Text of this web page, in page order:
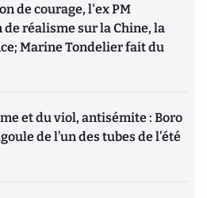
de courage, l'ex PM
réalisme sur la Chine, la
Marine Tondelier fait du
et du viol, antisémite : Boro
de l’un des tubes de l’été